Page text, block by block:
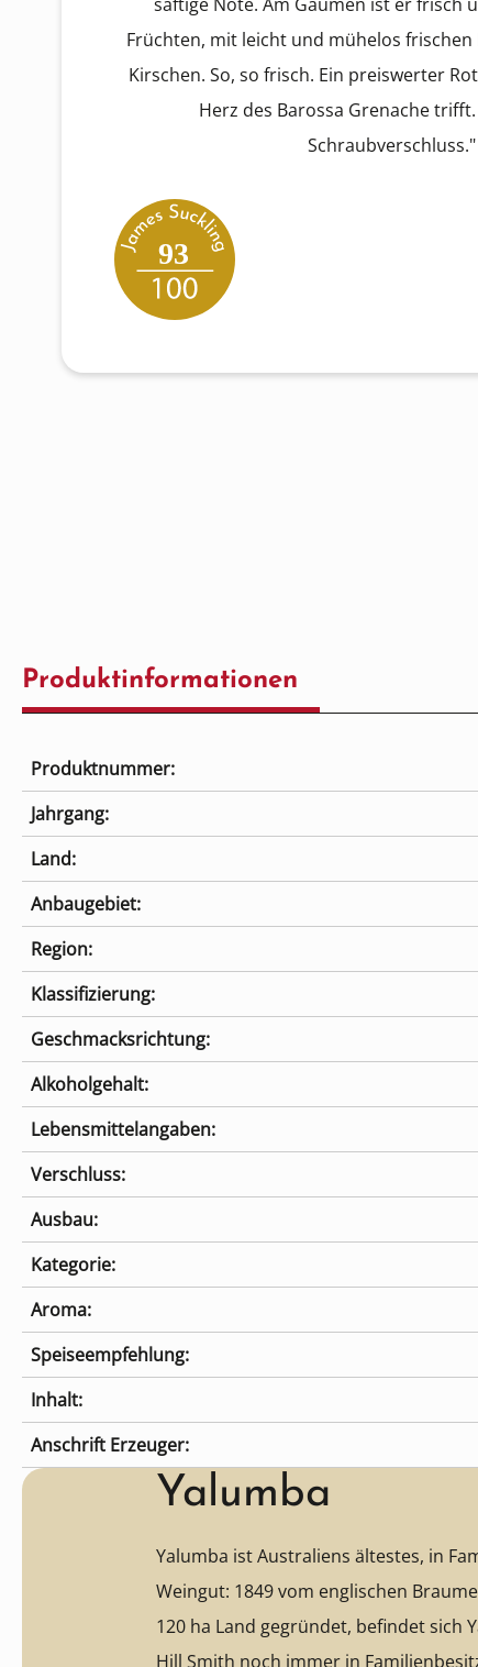
Früchten, mit leicht und mühelos
Kirschen. So, so frisch. Ein preiswerter
Herz des Barossa Grenache
Schraubverschluss."
93
Produktinformationen
Produktnummer:
Ausbau:
Kategorie:
Lebensmittelangaben:
Land:
Anbaugebiet:
Region:
Jahrgang:
Geschmacksrichtung:
Alkoholgehalt:
Klassifizierung:
Aroma:
Verschluss:
Speiseempfehlung:
Inhalt:
Anschrift Erzeuger:
Yalumba
Yalumba ist Australiens ältestes, in
Weingut: 1849 vom englischen
120 ha Land gegründet, befindet sich
Hill Smith noch immer in